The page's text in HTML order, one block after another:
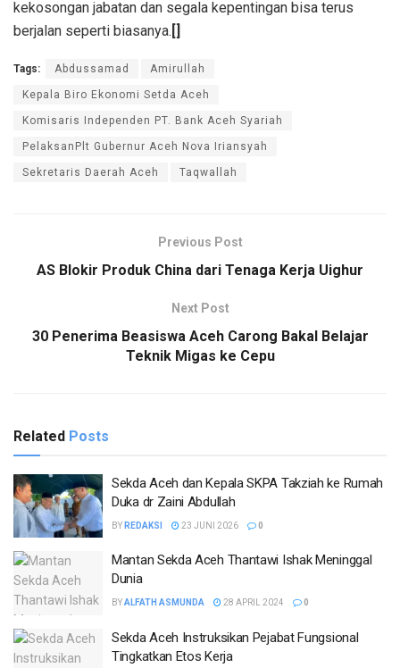
kekosongan jabatan dan segala kepentingan bisa terus
berjalan seperti biasanya. []
Tags: Abdussamad Amirullah
Kepala Biro Ekonomi Setda Aceh
Komisaris Independen PT. Bank Aceh Syariah
PelaksanPlt Gubernur Aceh Nova Iriansyah
Sekretaris Daerah Aceh Taqwallah
Previous Post
AS Blokir Produk China dari Tenaga Kerja Uighur
Next Post
30 Penerima Beasiswa Aceh Carong Bakal Belajar
Teknik Migas ke Cepu
Related Posts
Sekda Aceh dan Kepala SKPA Takziah ke Rumah
Duka dr Zaini Abdullah
BY REDAKSI 23 JUNI 2026 0
Mantan Sekda Aceh Thantawi Ishak Meninggal
Dunia
BYALFATH ASMUNDA 28 APRIL 2024 0
Sekda Aceh Instruksikan Pejabat Fungsional
Tingkatkan Etos Kerja